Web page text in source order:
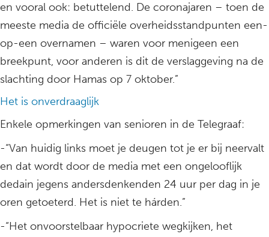
en vooral ook: betuttelend. De coronajaren – toen de
meeste media de officiële overheidsstandpunten een-
op-een overnamen – waren voor menigeen een
breekpunt, voor anderen is dit de verslaggeving na de
slachting door Hamas op 7 oktober.”
Het is onverdraaglijk
Enkele opmerkingen van senioren in de Telegraaf:
-“Van huidig links moet je deugen tot je er bij neervalt
en dat wordt door de media met een ongelooflijk
dedain jegens andersdenkenden 24 uur per dag in je
oren getoeterd. Het is niet te hárden.”
-“Het onvoorstelbaar hypocriete wegkijken, het